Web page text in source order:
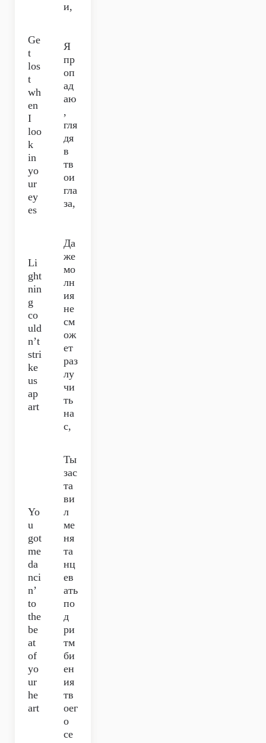
и,
Ge
t
los
t
wh
en
I
loo
k
in
yo
ur
ey
es
Я
пр
оп
ад
аю
,
гля
дя
в
тв
ои
гла
за,
Li
ght
nin
g
co
uld
n’t
stri
ke
us
ap
art
Да
же
мо
лн
ия
не
см
ож
ет
раз
лу
чи
ть
на
с,
Yo
u
got
me
da
nci
n’
to
the
be
at
of
yo
ur
he
art
Ты
зас
та
ви
л
ме
ня
та
нц
ев
ать
по
д
ри
тм
би
ен
ия
тв
оег
о
се